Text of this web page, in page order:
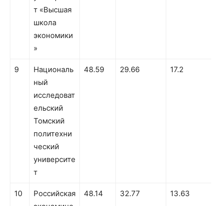
т «Высшая
школа
экономики
»
9
Националь
ный
исследоват
ельский
Томский
политехни
ческий
университе
т
48.59 29.66 17.2
10
Российская
48.14 32.77 13.63